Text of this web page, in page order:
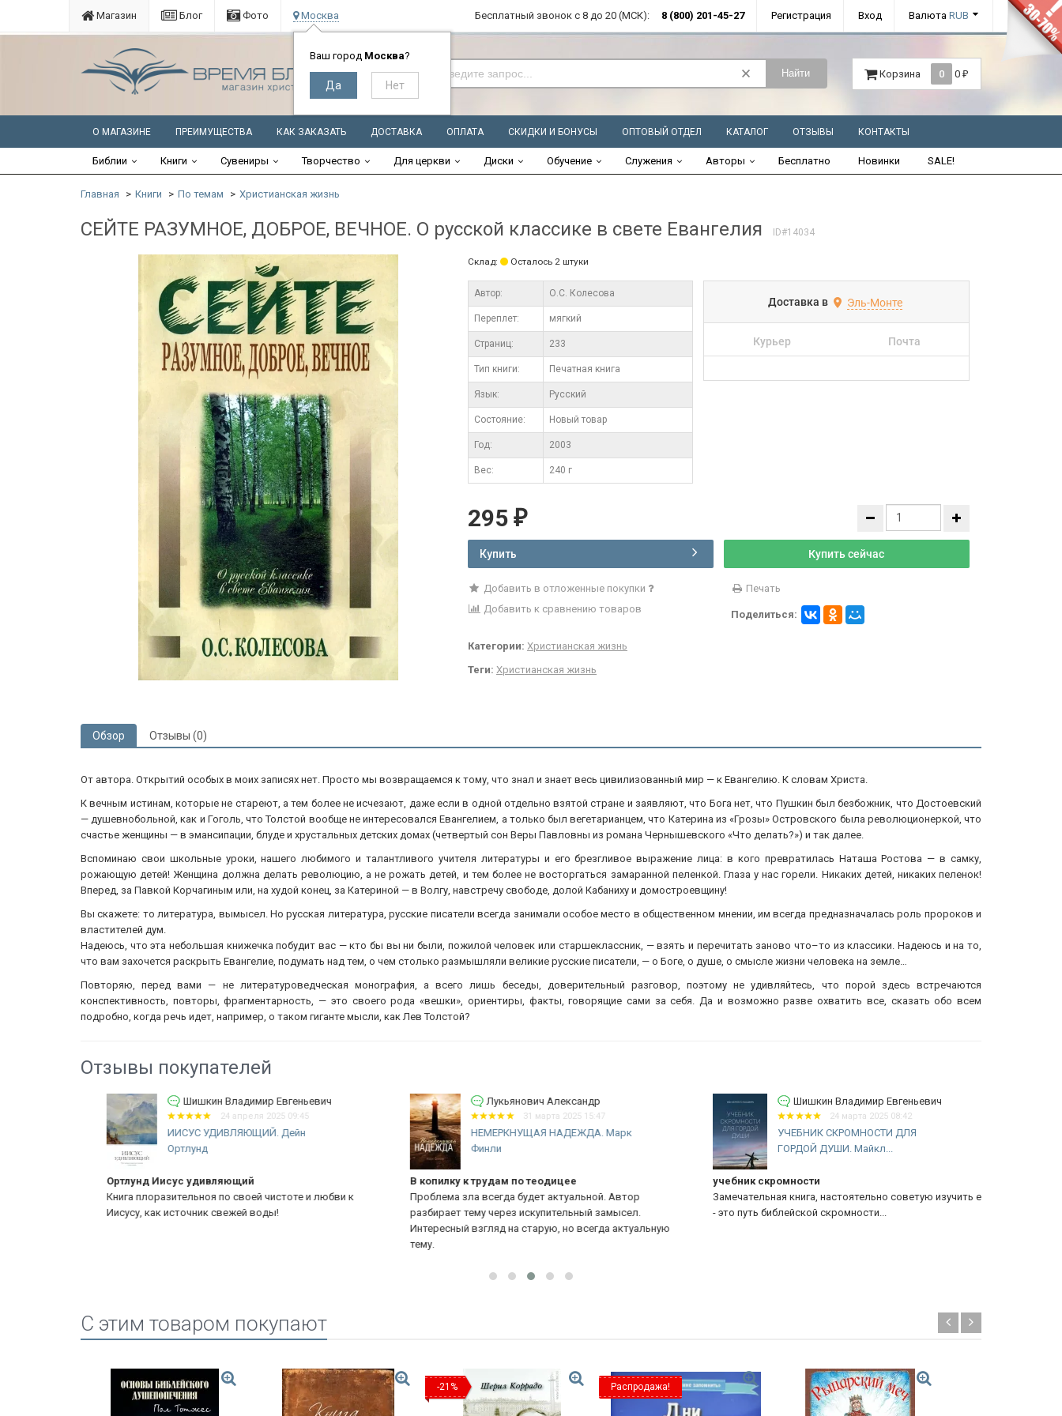
Магазин Блог Фото Москва
Ваш город Москва?
Бесплатный звонок с 8 до 20 (МСК): 8 (800) 201-45-27 Регистрация Вход Валюта RUB
Найти Корзина 0 0 ₽
О МАГАЗИНЕ ПРЕИМУЩЕСТВА КАК ЗАКАЗАТЬ ДОСТАВКА ОПЛАТА СКИДКИ И БОНУСЫ ОПТОВЫЙ ОТДЕЛ КАТАЛОГ ОТЗЫВЫ КОНТАКТЫ
Библии Книги Сувениры Творчество Для церкви Диски Обучение Служения Авторы Бесплатно Новинки SALE!
Главная Книги По темам Христианская жизнь
СЕЙТЕ РАЗУМНОЕ, ДОБРОЕ, ВЕЧНОЕ. О русской классике в свете Евангелия ID#14034
Склад: Осталось 2 штуки
Автор: О.С. Колесова
Переплет: мягкий
Cтраниц: 233
Тип книги: Печатная книга
Язык: Русский
Состояние: Новый товар
Год: 2003
Вес: 240 г
Доставка в Эль-Монте
Курьер Почта
295 ₽
Купить Купить сейчас
Добавить в отложенные покупки
Печать
Добавить к сравнению товаров
Поделиться:
Категории: Христианская жизнь
Теги: Христианская жизнь
Обзор Отзывы (0)
От автора. Открытий особых в моих записях нет. Просто мы возвращаемся к тому, что знал и знает весь цивилизованный мир — к Евангелию. К словам Христа.
К вечным истинам, которые не стареют, а тем более не исчезают, даже если в одной отдельно взятой стране и заявляют, что Бога нет, что Пушкин был безбожник, что Достоевский
— душевнобольной, как и Гоголь, что Толстой вообще не интересовался Евангелием, а только был вегетарианцем, что Катерина из «Грозы» Островского была революционеркой, что
счастье женщины — в эмансипации, блуде и хрустальных детских домах (четвертый сон Веры Павловны из романа Чернышевского «Что делать?») и так далее.
Вспоминаю свои школьные уроки, нашего любимого и талантливого учителя литературы и его брезгливое выражение лица: в кого превратилась Наташа Ростова — в самку,
рожающую детей! Женщина должна делать революцию, а не рожать детей, и тем более не восторгаться замаранной пеленкой. Глаза у нас горели. Никаких детей, никаких пеленок!
Вперед, за Павкой Корчагиным или, на худой конец, за Катериной — в Волгу, навстречу свободе, долой Кабаниху и домостроевщину!
Вы скажете: то литература, вымысел. Но русская литература, русские писатели всегда занимали особое место в общественном мнении, им всегда предназначалась роль пророков и
властителей дум.
Надеюсь, что эта небольшая книжечка побудит вас — кто бы вы ни были, пожилой человек или старшеклассник, — взять и перечитать заново что–то из классики. Надеюсь и на то,
что вам захочется раскрыть Евангелие, подумать над тем, о чем столько размышляли великие русские писатели, — о Боге, о душе, о смысле жизни человека на земле…
Повторяю, перед вами — не литературоведческая монография, а всего лишь беседы, доверительный разговор, поэтому не удивляйтесь, что порой здесь встречаются
конспективность, повторы, фрагментарность, — это своего рода «вешки», ориентиры, факты, говорящие сами за себя. Да и возможно разве охватить все, сказать обо всем
подробно, когда речь идет, например, о таком гиганте мысли, как Лев Толстой?
Отзывы покупателей
Шишкин Владимир Евгеньевич
24 апреля 2025 09:45
ИИСУС УДИВЛЯЮЩИЙ. Дейн
Ортлунд
Ортлунд Иисус удивляющий
Книга плоразительноя по своей чистоте и любви к
Иисусу, как источник свежей воды!
Лукьянович Александр
31 марта 2025 15:47
НЕМЕРКНУЩАЯ НАДЕЖДА. Марк
Финли
В копилку к трудам по теодицее
Проблема зла всегда будет актуальной. Автор
разбирает тему через искупительный замысел.
Интересный взгляд на старую, но всегда актуальную
тему.
Шишкин Владимир Евгеньевич
24 марта 2025 08:42
УЧЕБНИК СКРОМНОСТИ ДЛЯ
ГОРДОЙ ДУШИ. Майкл...
учебник скромности
Замечательная книга, настоятельно советую изучить ее
- это путь библейской скромности...
C этим товаром покупают
-21% Распродажа!